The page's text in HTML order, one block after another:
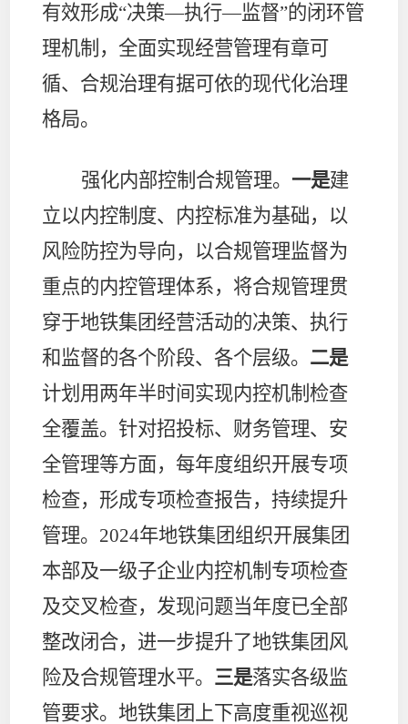
有效形成“决策—执行—监督”的闭环管
理机制，全面实现经营管理有章可
循、合规治理有据可依的现代化治理
格局。
强化内部控制合规管理。 一是建
立以内控制度、内控标准为基础，以
风险防控为导向，以合规管理监督为
重点的内控管理体系，将合规管理贯
穿于地铁集团经营活动的决策、执行
和监督的各个阶段、各个层级。 二是
计划用两年半时间实现内控机制检查
全覆盖。针对招投标、财务管理、安
全管理等方面，每年度组织开展专项
检查，形成专项检查报告，持续提升
管理。 2024年地铁集团组织开展集团
本部及一级子企业内控机制专项检查
及交叉检查，发现问题当年度已全部
整改闭合，进一步提升了地铁集团风
险及合规管理水平。 三是落实各级监
管要求。地铁集团上下高度重视巡视